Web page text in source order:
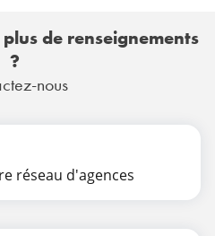
de renseignements
?
nous
réseau d'agences